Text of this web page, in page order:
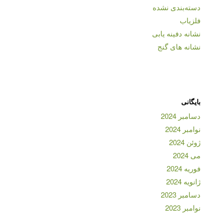
دسته‌بندی نشده
فلزیاب
نشانه دفینه یابی
نشانه های گنج
بایگانی
دسامبر 2024
نوامبر 2024
ژوئن 2024
می 2024
فوریه 2024
ژانویه 2024
دسامبر 2023
نوامبر 2023